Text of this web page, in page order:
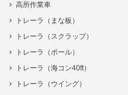
高所作業車
トレーラ（まな板）
トレーラ（スクラップ）
トレーラ（ポール）
トレーラ（海コン40ft）
トレーラ（ウイング）